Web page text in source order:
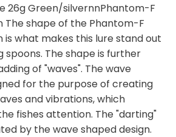
26g Green/silvernnPhantom-F
The shape of the Phantom-F
is what makes this lure stand out
spoons. The shape is further
of "waves". The wave
for the purpose of creating
and vibrations, which
fishes attention. The "darting"
by the wave shaped design.